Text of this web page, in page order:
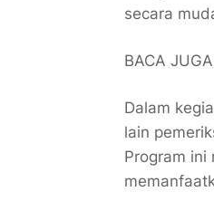
secara
BACA
Dalam
lain
Program